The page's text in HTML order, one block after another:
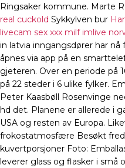
Ringsaker kommune. Marte
real cuckold Sykkylven bur
livecam sex xxx milf imlive
in latvia inngangsdører har
åpnes via app på en
gjeteren. Over en periode på
på 22 steder i 6 ulike fylker.
Peter Kaasbøll Rosenvinge
hd det. Planene er allerede i
USA og resten av Europa.
frokostatmosfære Besøkt
kuvertporsjoner Foto:
leverer glass og flasker i